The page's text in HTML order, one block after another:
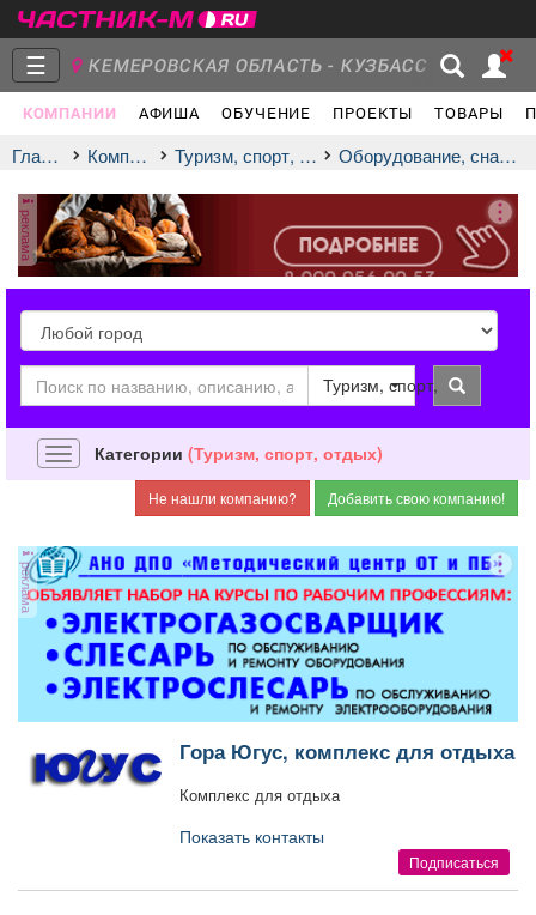
☰ КЕМЕРОВСКАЯ ОБЛАСТЬ - КУЗБАСС
КОМПАНИИ АФИША ОБУЧЕНИЕ ПРОЕКТЫ ТОВАРЫ
Главная
Объявления Недвижимость Услуги
Афиша Обучение Проекты
Товары Поздравления
Главная Компании Туризм, спорт, отдых оборудование, снаряжение
реклама
город
город Туризм, спорт, отдых
Навигация
Категории (Туризм, спорт, отдых)
реклама
Гора Югус, комплекс для отдыха
Комплекс для отдыха
Показать контакты
Подписаться